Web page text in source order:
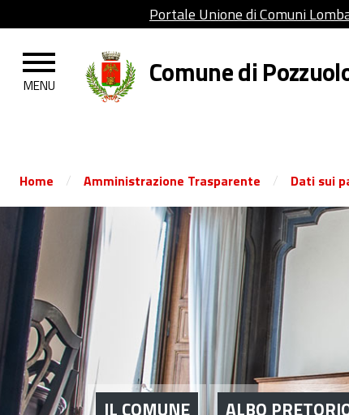
Portale Unione di Comuni
Comune di
Home / Amministrazione Trasparente / Dati sui
IL COMUNE ALBO